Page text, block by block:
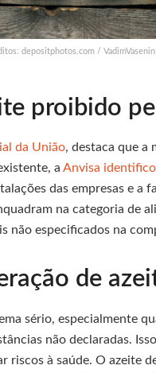
depositphotos.com / VadimVasenin
proibido
da União, destaca que a
a Anvisa
das empresas e a
na categoria de
não especificados na
de
sério, especialmente
não declaradas.
riscos à saúde. O azeite